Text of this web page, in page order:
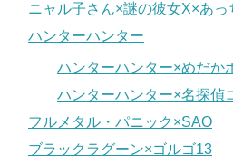
ニャル子さん×謎の彼女X×あっ
ハンターハンター
ハンターハンター×めだか
ハンターハンター×名探偵
フルメタル・パニック×SAO
ブラックラグーン×ゴルゴ13